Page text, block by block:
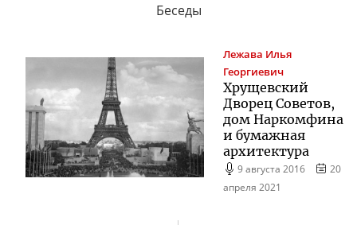
Беседы
Лежава Илья
Георгиевич
Хрущевский
Дворец Советов,
дом Наркомфина
и бумажная
архитектура
9 августа 2016
20
апреля 2021